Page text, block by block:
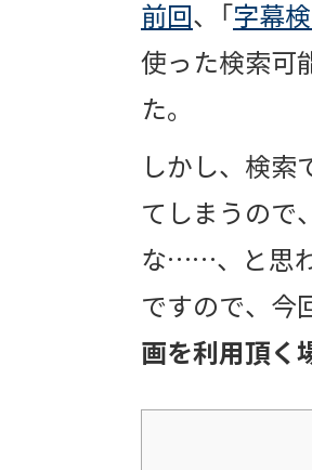
前回、「 字幕
使った検索可
た。
しかし、検
てしまうので
な……、と思
ですので、今
画を利用頂く